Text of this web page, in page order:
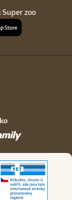
Super zoo